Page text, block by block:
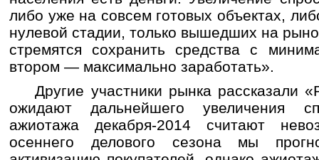
либо уже на совсем готовых объектах,
нулевой стадии, только вышедших на
стремятся сохранить средства с
втором — максимально заработать».
Другие участники рынка рассказали
ожидают дальнейшего увеличения
ажиотажа декабря-2014 считают
осеннего делового сезона мы